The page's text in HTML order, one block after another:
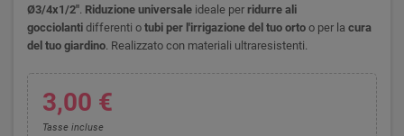
Ø3/4x1/2". Riduzione universale ideale per ridurre ali
gocciolanti differenti o tubi per l'irrigazione del tuo orto o per la cura
del tuo giardino. Realizzato con materiali ultraresistenti.
3,00 €
Tasse incluse